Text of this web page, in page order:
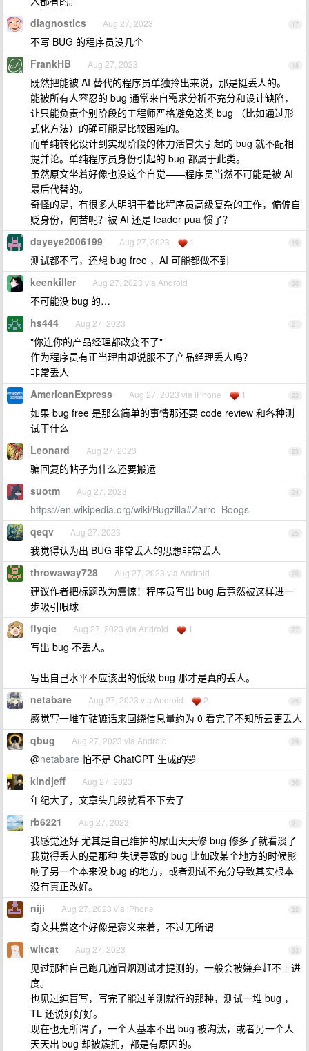
17
diagnostics Aug 27, 2023
不写 BUG 的程序员没几个
18
FrankHB Aug 27, 2023
既然把能被 AI 替代的程序员单独拎出来说，那是挺丢人的。
能被所有人容忍的 bug 通常来自需求分析不充分和设计缺陷，
让只能负责个别阶段的工程师严格避免这类 bug （比如通过形
式化方法）的确可能是比较困难的。
而单纯转化设计到实现阶段的体力活冒失引起的 bug 就不配相
提并论。单纯程序员身份引起的 bug 都属于此类。
虽然原文坐着好像也没这个自觉——程序员当然不可能是被 AI
最后代替的。
奇怪的是，有很多人明明干着比程序员高级复杂的工作，偏偏自
贬身份，何苦呢？被 AI 还是 leader pua 惯了？
19
dayeye2006199 Aug 27, 2023 1
测试都不写，还想 bug free ，AI 可能都做不到
20
keenkiller Aug 27, 2023 via Android
不可能没 bug 的…
21
hs444 Aug 27, 2023
"你连你的产品经理都改变不了"
作为程序员有正当理由却说服不了产品经理丢人吗？
非常丢人
22
AmericanExpress Aug 27, 2023 via iPhone 1
如果 bug free 是那么简单的事情那还要 code review 和各种测
试干什么
23
Leonard Aug 27, 2023
骗回复的帖子为什么还要搬运
24
suotm Aug 27, 2023
https://en.wikipedia.org/wiki/Bugzilla#Zarro_Boogs
25
qeqv Aug 27, 2023
我觉得认为出 BUG 非常丢人的思想非常丢人
26
throwaway728 Aug 27, 2023 via Android
建议作者把标题改为震惊！程序员写出 bug 后竟然被这样进一
步吸引眼球
27
flyqie Aug 27, 2023 via Android 1
写出 bug 不丢人。
写出自己水平不应该出的低级 bug 那才是真的丢人。
28
netabare Aug 27, 2023 via Android 2
感觉写一堆车轱辘话来回绕信息量约为 0 看完了不知所云更丢人
29
qbug Aug 27, 2023 via Android
@netabare 怕不是 ChatGPT 生成的🤣
30
kindjeff Aug 27, 2023
年纪大了，文章头几段就看不下去了
31
rb6221 Aug 27, 2023
我感觉还好 尤其是自己维护的屎山天天修 bug 修多了就看淡了
我觉得丢人的是那种 失误导致的 bug 比如改某个地方的时候影
响了另一个本来没 bug 的地方，或者测试不充分导致其实根本
没有真正改好。
32
niji Aug 27, 2023 via iPhone
奇文共赏这个好像是褒义来着，不过无所谓
33
witcat Aug 27, 2023
见过那种自己跑几遍冒烟测试才提测的，一般会被嫌弃赶不上进
度。
也见过纯盲写，写完了能过单测就行的那种，测试一堆 bug ，
TL 还说好好好。
现在也无所谓了，一个人基本不出 bug 被淘汰，或者另一个人
天天出 bug 却被簇拥，都是有原因的。